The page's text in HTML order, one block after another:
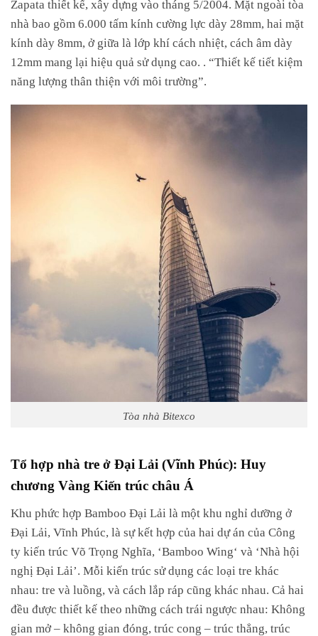
Zapata thiết kế, xây dựng vào tháng 5/2004. Mặt ngoài tòa
nhà bao gồm 6.000 tấm kính cường lực dày 28mm, hai mặt
kính dày 8mm, ở giữa là lớp khí cách nhiệt, cách âm dày
12mm mang lại hiệu quả sử dụng cao. “Thiết kế tiết kiệm
năng lượng thân thiện với môi trường”.
Tòa nhà Bitexco
Tổ hợp nhà tre ở Đại Lải (Vĩnh Phúc): Huy
chương Vàng Kiến trúc châu Á
Khu phức hợp Bamboo Đại Lải là một khu nghỉ dưỡng ở
Đại Lải, Vĩnh Phúc, là sự kết hợp của hai dự án của Công
ty kiến ​​trúc Võ Trọng Nghĩa, ‘Bamboo Wing‘ và ‘Nhà hội
nghị Đại Lải’. Mỗi kiến ​​trúc sử dụng các loại tre khác
nhau: tre và luồng, và cách lắp ráp cũng khác nhau. Cả hai
đều được thiết kế theo những cách trái ngược nhau: Không
gian mở – không gian đóng, trúc cong – trúc thẳng, trúc